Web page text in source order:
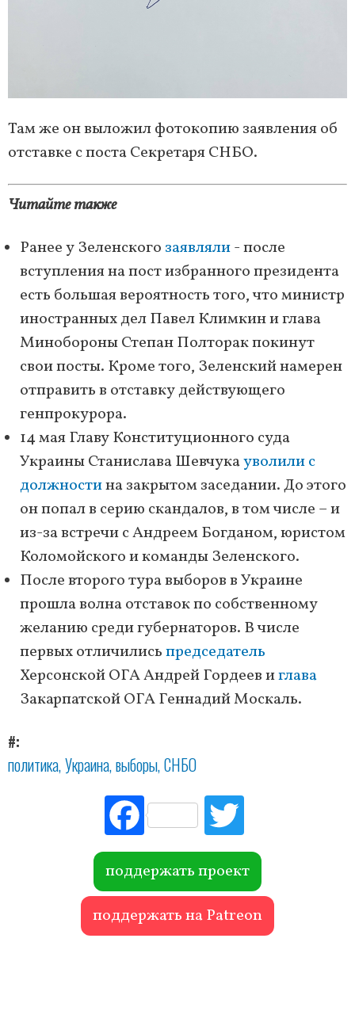
Там же он выложил фотокопию заявления об
отставке с поста Секретаря СНБО.
Читайте также
Ранее у Зеленского заявляли- после
вступления на пост избранного президента
есть большая вероятность того, что министр
иностранных дел Павел Климкин и глава
Минобороны Степан Полторак покинут
свои посты. Кроме того, Зеленский намерен
отправить в отставку действующего
генпрокурора.
14 мая Главу Конституционного суда
Украины Станислава Шевчукауволили с
должностина закрытом заседании. До этого
он попал в серию скандалов, в том числе – и
из-за встречи с Андреем Богданом, юристом
Коломойского и команды Зеленского.
После второго тура выборов в Украине
прошла волна отставок по собственному
желанию среди губернаторов. В числе
первых отличилисьпредседатель
Херсонской ОГА Андрей Гордеев иглава
Закарпатской ОГА Геннадий Москаль.
#
политика Украина выборы СНБО
Fac
ebo
ok r
поддержать проект
поддержать на Patreon